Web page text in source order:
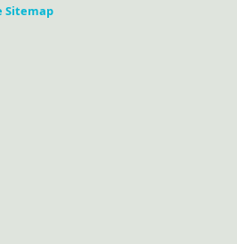
Sitemap